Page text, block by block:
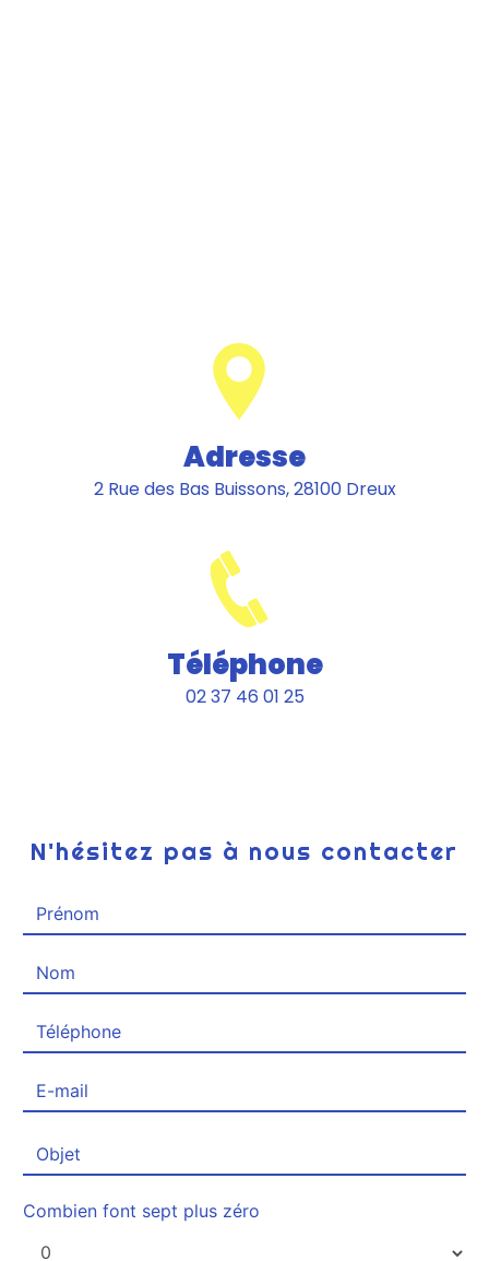
Adresse
2 Rue des Bas Buissons, 28100 Dreux
Téléphone
02 37 46 01 25
N'hésitez pas à nous contacter
Combien font sept plus zéro